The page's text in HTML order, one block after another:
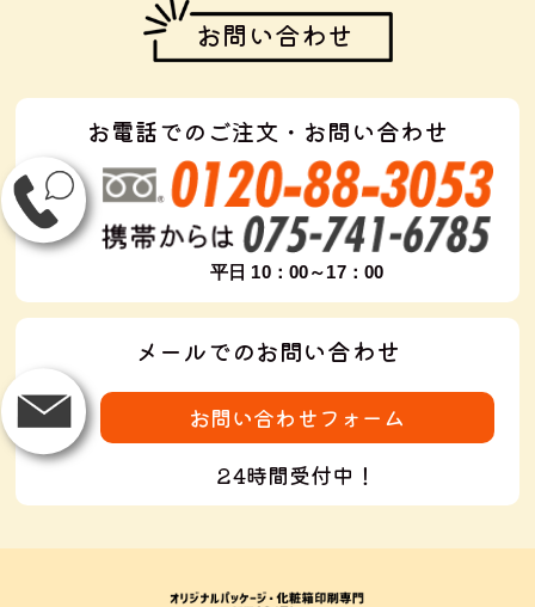
お問い合わせ
お電話でのご注文・お問い合わせ
平日 10：00～17：00
メールでのお問い合わせ
お問い合わせフォーム
24時間受付中！